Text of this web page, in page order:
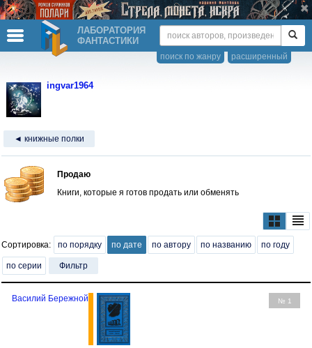
ЛАБОРАТОРИЯ
ФАНТАСТИКИ
расширенный
поиск по жанру
ingvar1964
◄ книжные полки
Продаю
Книги, которые я готов продать или обменять
Сортировка: по порядку по дате по автору по названию по году
по серии Фильтр
№ 1
Василий Бережной